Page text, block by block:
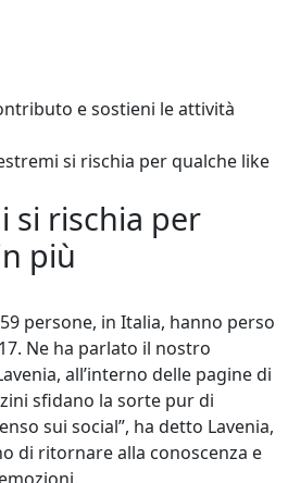
e sostieni le attività
si rischia per qualche like
si rischia per
più
persone, in Italia, hanno perso
Ne ha parlato il nostro
all’interno delle pagine di
sfidano la sorte pur di
sui social”, ha detto Lavenia,
di ritornare alla conoscenza e